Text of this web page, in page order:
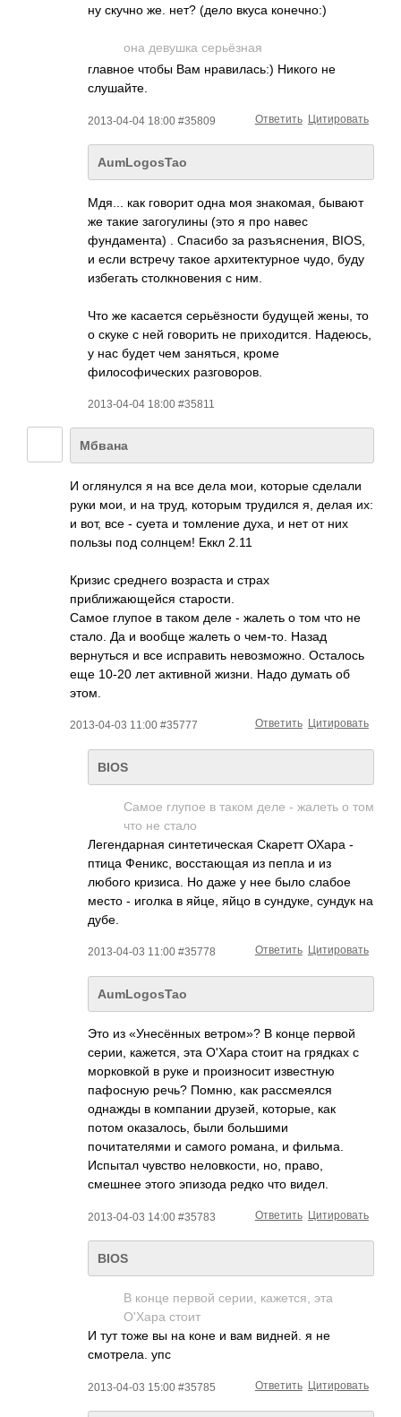
ну скучно же. нет? (дело вкуса конечно:)
она девушка серьёзная
главное чтобы Вам нравилась:) Никого не
слушайте.
2013-04-04 18:00 #35809 Цитировать
Ответить
AumLogosTao
Мдя... как говорит одна моя знакомая, бывают
же такие загогулины (это я про навес
фундамента) . Спасибо за разъяснения, BIOS,
и если встречу такое архитектурное чудо, буду
избегать столкновения с ним.
Что же касается серьёзности будущей жены, то
о скуке с ней говорить не приходится. Надеюсь,
у нас будет чем заняться, кроме
философических разговоров.
2013-04-04 18:00 #35811
Мбвана
И оглянулся я на все дела мои, которые сделали
руки мои, и на труд, которым трудился я, делая их:
и вот, все - суета и томление духа, и нет от них
пользы под солнцем! Еккл 2.11
Кризис среднего возраста и страх
приближающейся старости.
Самое глупое в таком деле - жалеть о том что не
стало. Да и вообще жалеть о чем-то. Назад
вернуться и все исправить невозможно. Осталось
еще 10-20 лет активной жизни. Надо думать об
этом.
2013-04-03 11:00 #35777 Цитировать
Ответить
BIOS
Самое глупое в таком деле - жалеть о том
что не стало
Легендарная синтетическая Скаретт ОХара -
птица Феникс, восстающая из пепла и из
любого кризиса. Но даже у нее было слабое
место - иголка в яйце, яйцо в сундуке, сундук на
дубе.
2013-04-03 11:00 #35778 Цитировать
Ответить
AumLogosTao
Это из «Унесённых ветром»? В конце первой
серии, кажется, эта О'Хара стоит на грядках с
морковкой в руке и произносит известную
пафосную речь? Помню, как рассмеялся
однажды в компании друзей, которые, как
потом оказалось, были большими
почитателями и самого романа, и фильма.
Испытал чувство неловкости, но, право,
смешнее этого эпизода редко что видел.
2013-04-03 14:00 #35783 Цитировать
Ответить
BIOS
В конце первой серии, кажется, эта
О'Хара стоит
И тут тоже вы на коне и вам видней. я не
смотрела. упс
2013-04-03 15:00 #35785 Цитировать
Ответить